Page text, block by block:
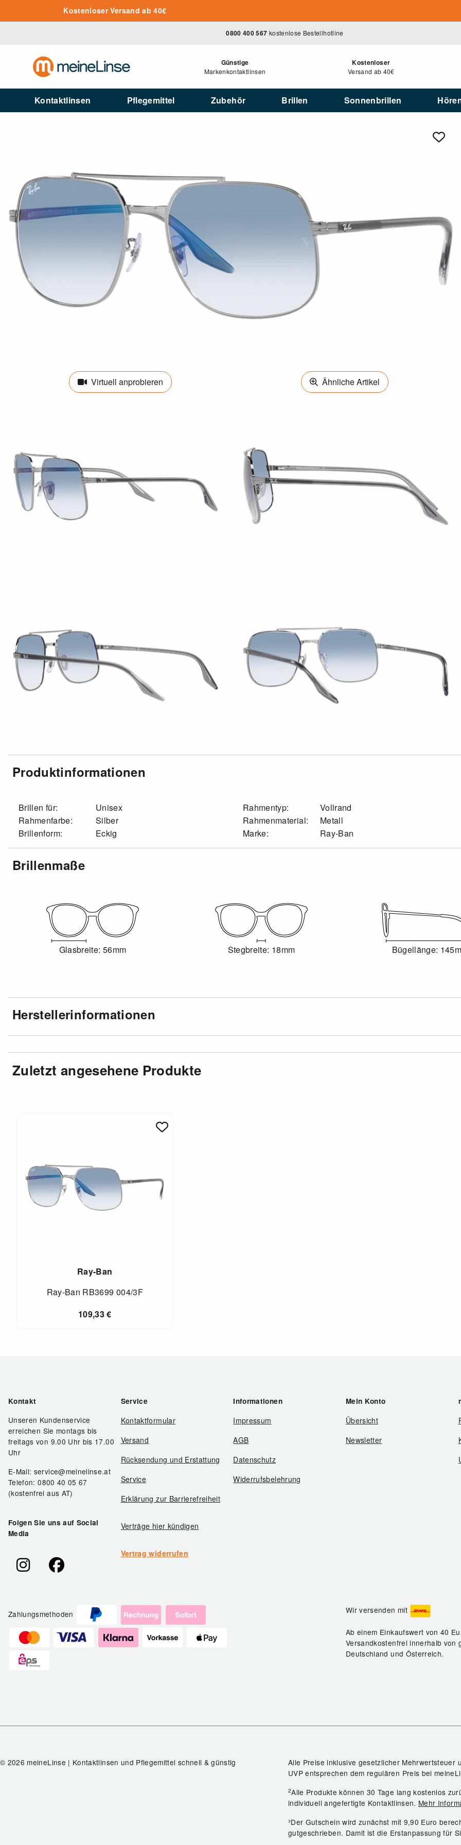
Zum Hauptinhalt springenKostenloser Versand ab 40€
0800 400 567 kostenlose Bestellhotline
Günstige
Markenkontaktlinsen
Kostenloser
Versand ab 40€
Kontaktlinsen Pflegemittel Zubehör Brillen Sonnenbrillen
Virtuell anprobieren Ähnliche Artikel
Produktinformationen
Brillen für:
Unisex
Rahmenfarbe:
Silber
Brillenform:
Eckig
Rahmentyp:
Vollrand
Rahmenmaterial:
Metall
Marke:
Ray-Ban
Brillenmaße
Glasbreite: 56mm Stegbreite: 18mm Bügellänge:
Herstellerinformationen
Zuletzt angesehene Produkte
Ray-Ban
Ray-Ban RB3699 004/3F
109,33€
Kontakt
Unseren Kundenservice
erreichen Sie montags bis
freitags von 9.00 Uhr bis 17.00
Uhr
E-Mail: service@meinelinse.at
Telefon: 0800 40 05 67
(kostenfrei aus AT)
Folgen Sie uns auf Social
Media
Service
Kontaktformular
Versand
Rücksendung und Erstattung
Service
Erklärung zur Barrierefreiheit
Verträge hier kündigen
Vertrag widerrufen
Informationen
Impressum
AGB
Datenschutz
Widerrufsbelehrung
Mein Konto
Übersicht
Newsletter
Zahlungsmethoden Wir versenden mit
Ab einem Einkaufswert von 40
Versandkostenfrei innerhalb von
Deutschland und Österreich.
© 2026 meineLinse | Kontaktlinsen und Pflegemittel schnell & günstig
Alle Preise inklusive gesetzlicher Mehrwertsteuer
UVP entsprechen dem regulären Preis bei
2Alle Produkte können 30 Tage lang kostenlos
individuell angefertigte Kontaktlinsen. Mehr
³Der Gutschein wird zunächst mit 9,90 Euro
gutgeschrieben. Damit ist die Erstanpassung für